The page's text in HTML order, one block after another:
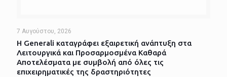
7 Αυγούστου, 2026
Η Generali καταγράφει εξαιρετική ανάπτυξη στα
Λειτουργικά και Προσαρμοσμένα Καθαρά
Αποτελέσματα με συμβολή από όλες τις
επιχειρηματικές της δραστηριότητες